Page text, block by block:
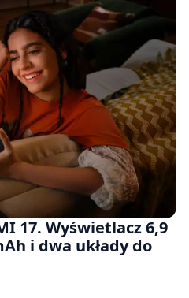
17. Wyświetlacz 6,9
i dwa układy do